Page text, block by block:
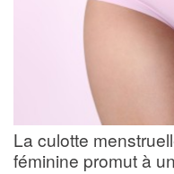
La culotte
féminine promut à